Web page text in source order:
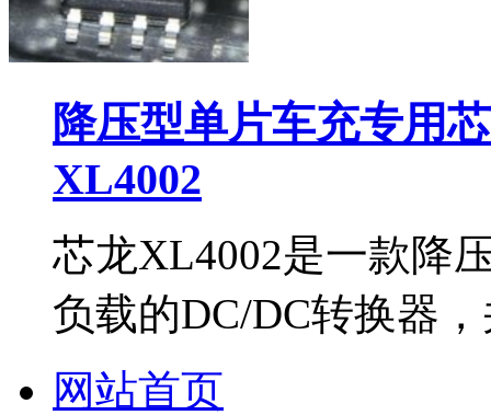
降压型单片车充专用
XL4002
芯龙XL4002是一款降
负载的DC/DC转换器
网站首页